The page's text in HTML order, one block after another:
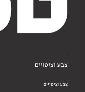
צבע וציפויים
צבע וציפויים